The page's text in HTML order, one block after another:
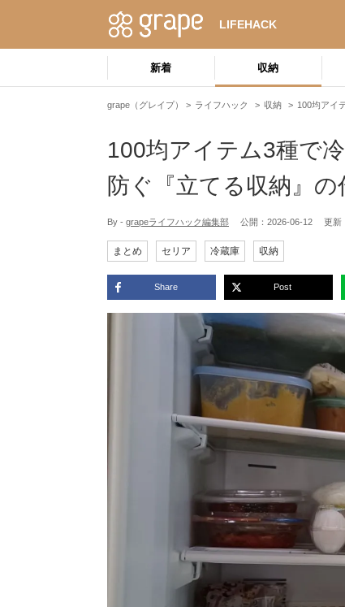
LIFEHACK
新着 収納
grape（グレイプ） ライフハック 収納 100均アイ
100均アイテム3種で
防ぐ『立てる収納』の
By - grapeライフハック編集部 公開： 2026-06-12 更新
まとめ セリア 冷蔵庫 収納
Share Post